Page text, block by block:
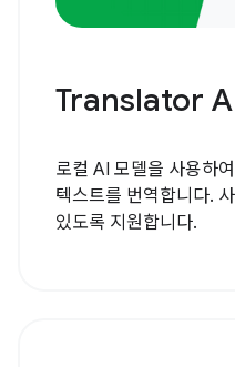
Translator
로컬 AI 모델을 사용하
텍스트를 번역합니다.
있도록 지원합니다.